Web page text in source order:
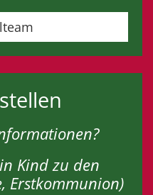
Kind zu den
Erstkommunion)